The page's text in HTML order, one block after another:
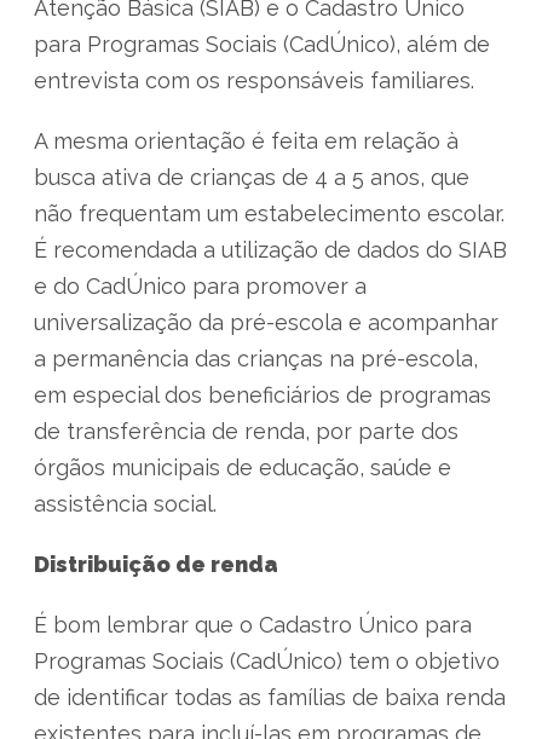
Atenção Básica (SIAB) e o Cadastro Único
para Programas Sociais (CadÚnico), além de
entrevista com os responsáveis familiares.
A mesma orientação é feita em relação à
busca ativa de crianças de 4 a 5 anos, que
não frequentam um estabelecimento escolar.
É recomendada a utilização de dados do SIAB
e do CadÚnico para promover a
universalização da pré-escola e acompanhar
a permanência das crianças na pré-escola,
em especial dos beneficiários de programas
de transferência de renda, por parte dos
órgãos municipais de educação, saúde e
assistência social.
Distribuição de renda
É bom lembrar que o Cadastro Único para
Programas Sociais (CadÚnico) tem o objetivo
de identificar todas as famílias de baixa renda
existentes para incluí-las em programas de